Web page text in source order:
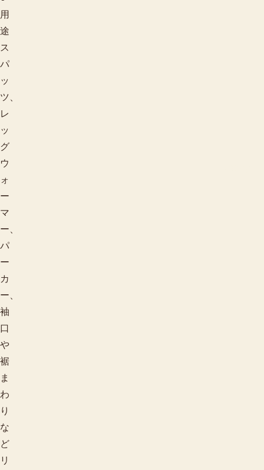
用
途
ス
パ
ッ
ツ、
レ
ッ
グ
ウ
ォ
ー
マ
ー、
パ
ー
カ
ー、
袖
口
や
裾
ま
わ
り
な
ど
リ